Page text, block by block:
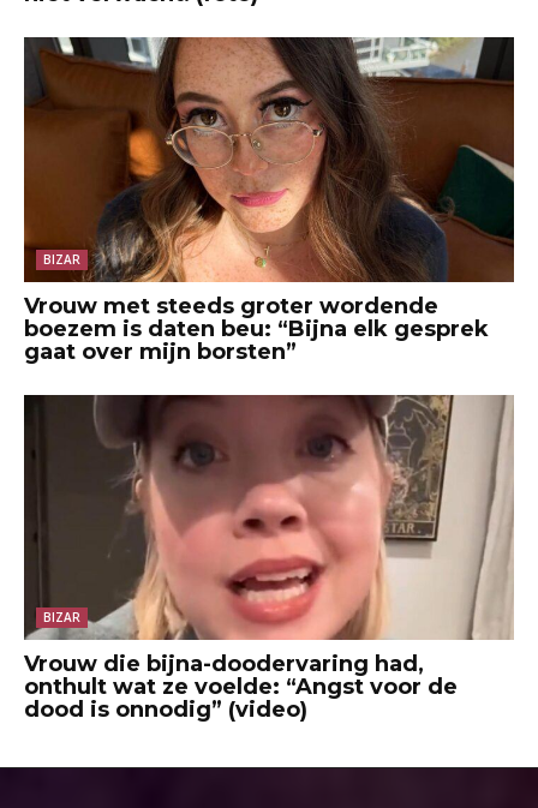
BIZAR
Vrouw met steeds groter wordende
boezem is daten beu: “Bijna elk gesprek
gaat over mijn borsten”
BIZAR
Vrouw die bijna-doodervaring had,
onthult wat ze voelde: “Angst voor de
dood is onnodig” (video)